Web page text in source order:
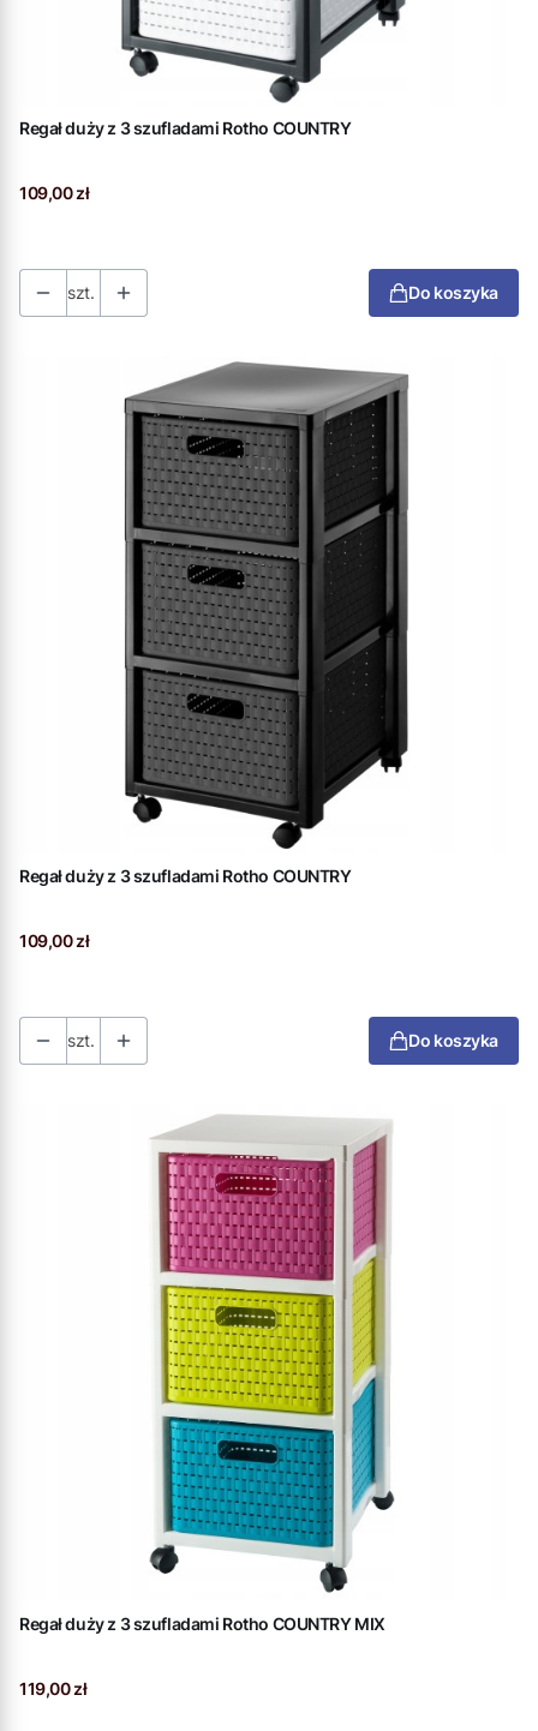
Regał duży z 3 szufladami Rotho COUNTRY
Cena
109,00 zł
szt. Do koszyka
Regał duży z 3 szufladami Rotho COUNTRY
Cena
109,00 zł
szt. Do koszyka
Regał duży z 3 szufladami Rotho COUNTRY MIX
Cena
119,00 zł